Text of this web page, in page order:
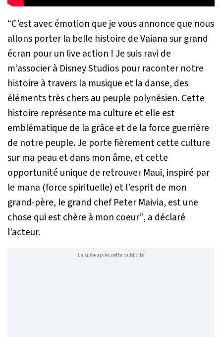
“C’est avec émotion que je vous annonce que nous
allons porter la belle histoire de Vaiana sur grand
écran pour un live action ! Je suis ravi de
m’associer à Disney Studios pour raconter notre
histoire à travers la musique et la danse, des
éléments très chers au peuple polynésien. Cette
histoire représente ma culture et elle est
emblématique de la grâce et de la force guerrière
de notre peuple. Je porte fièrement cette culture
sur ma peau et dans mon âme, et cette
opportunité unique de retrouver Maui, inspiré par
le mana (force spirituelle) et l’esprit de mon
grand-père, le grand chef Peter Maivia, est une
chose qui est chère à mon coeur”, a déclaré
l’acteur.
La suite après cette publicité